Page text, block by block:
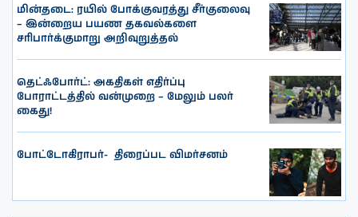
மின்தடை: ரயில் போக்குவரத்து சீர்குலைவு
– இன்றைய பயண தகவல்களை
சரிபார்க்குமாறு அறிவுறுத்தல்
தெட்ஃபோர்ட்: அகதிகள் எதிர்ப்பு
போராட்டத்தில் வன்முறை – மேலும் பலர்
கைது!
போட்டோகிராபர்- ‌ திரைப்பட விமர்சனம்